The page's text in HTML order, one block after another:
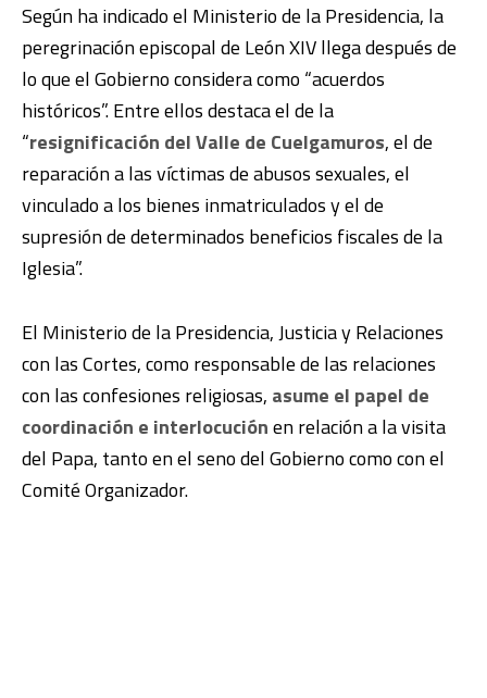
Según ha indicado el Ministerio de la Presidencia, la
peregrinación episcopal de León XIV llega después de
lo que el Gobierno considera como “acuerdos
históricos”. Entre ellos destaca el de la
“resignificación del Valle de Cuelgamuros, el de
reparación a las víctimas de abusos sexuales, el
vinculado a los bienes inmatriculados y el de
supresión de determinados beneficios fiscales de la
Iglesia”.
El Ministerio de la Presidencia, Justicia y Relaciones
con las Cortes, como responsable de las relaciones
con las confesiones religiosas, asume el papel de
coordinación e interlocuciónen relación a la visita
del Papa, tanto en el seno del Gobierno como con el
Comité Organizador.